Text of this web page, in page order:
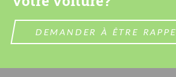
DEMANDER À ÊTRE